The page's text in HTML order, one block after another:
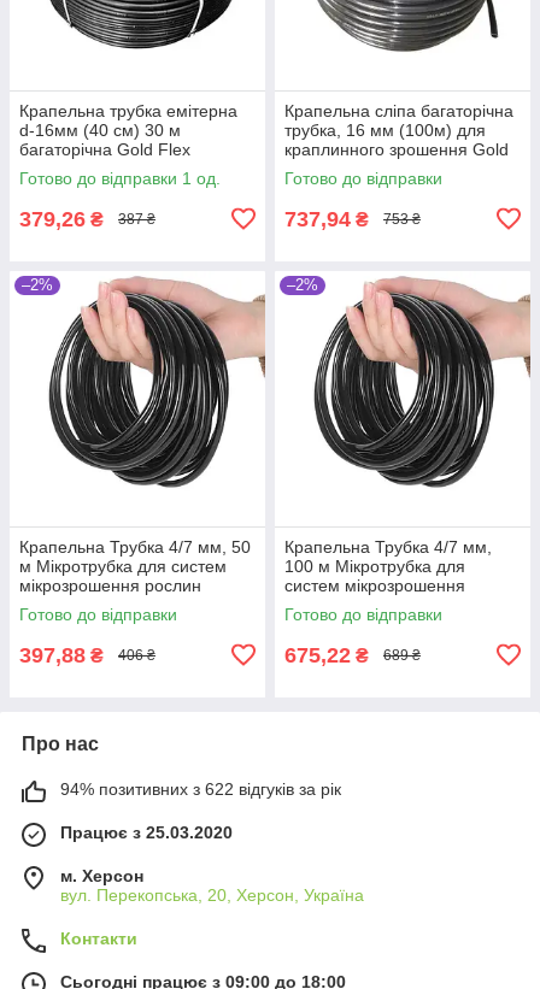
Крапельна трубка емітерна
d-16мм (40 см) 30 м
багаторічна Gold Flex
Готово до відправки 1 од.
379,26 ₴ 387 ₴
Крапельна сліпа багаторічна
трубка, 16 мм (100м) для
краплинного зрошення Gold
Flex
Готово до відправки
737,94 ₴ 753 ₴
–2%
Крапельна Трубка 4/7 мм, 50
м Мікротрубка для систем
мікрозрошення рослин
Готово до відправки
397,88 ₴ 406 ₴
–2%
Крапельна Трубка 4/7 мм,
100 м Мікротрубка для
систем мікрозрошення
рослин
Готово до відправки
675,22 ₴ 689 ₴
Про нас
94% позитивних з 622 відгуків за рік
Працює з 25.03.2020
м. Херсон
вул. Перекопська, 20, Херсон, Україна
Контакти
Сьогодні працює з 09:00 до 18:00